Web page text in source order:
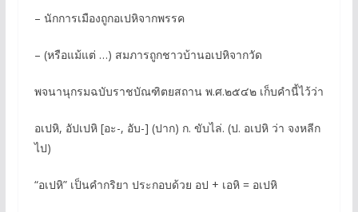
– นักการเมืองถูกอเปหิจากพรรค
– (หรือแม้แต่ …) สมภารถูกชาวบ้านอเปหิจากวัด
พจนานุกรมฉบับราชบัณฑิตยสถาน พ.ศ.๒๕๔๒ เก็บคำนี้ไว้ว่า
อเปหิ, อัปเปหิ [อะ-, อับ-] (ปาก) ก. ขับไล่. (ป. อเปหิ ว่า จงหลีก
ไป)
“อเปหิ” เป็นคำกริยา ประกอบด้วย อป + เอหิ = อเปหิ